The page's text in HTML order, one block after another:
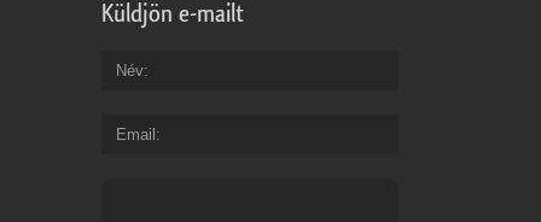
Küldjön e-mailt
Név
Email